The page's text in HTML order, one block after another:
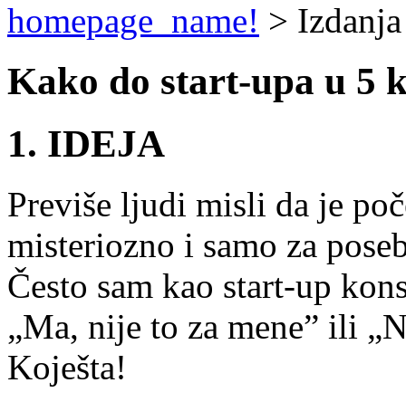
homepage_name! >
Kako do start-upa u 5
1. IDEJA
Previše ljudi misli da je
misteriozno i samo za
Često sam kao start-up
„Ma, nije to za mene” ili
Koješta!